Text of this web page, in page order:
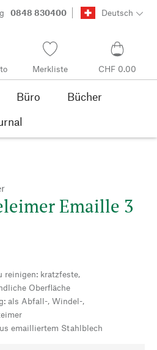
0848 830400 Deutsch
Merkliste CHF 0.00
Büro
Bücher
Emaille 3
reinigen: kratzfeste,
Oberfläche
als Abfall-, Windel-,
emailliertem Stahlblech